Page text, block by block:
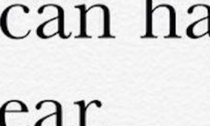
faire ce qu'on aime c'est déjà une sacrée bonne résolution (et la seule que
le hashtag #RésolutionsEnCarton et pour les plus résistants d'entre vous, envoyez un